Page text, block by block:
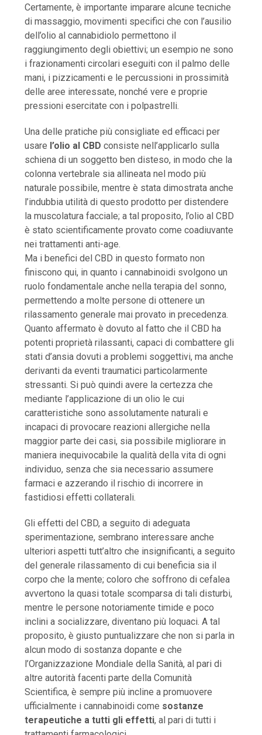
Certamente, è importante imparare alcune tecniche
di massaggio, movimenti specifici che con l’ausilio
dell’olio al cannabidiolo permettono il
raggiungimento degli obiettivi; un esempio ne sono
i frazionamenti circolari eseguiti con il palmo delle
mani, i pizzicamenti e le percussioni in prossimità
delle aree interessate, nonché vere e proprie
pressioni esercitate con i polpastrelli.
Una delle pratiche più consigliate ed efficaci per
usare l’olio al CBD consiste nell’applicarlo sulla
schiena di un soggetto ben disteso, in modo che la
colonna vertebrale sia allineata nel modo più
naturale possibile, mentre è stata dimostrata anche
l’indubbia utilità di questo prodotto per distendere
la muscolatura facciale; a tal proposito, l’olio al CBD
è stato scientificamente provato come coadiuvante
nei trattamenti anti-age.
Ma i benefici del CBD in questo formato non
finiscono qui, in quanto i cannabinoidi svolgono un
ruolo fondamentale anche nella terapia del sonno,
permettendo a molte persone di ottenere un
rilassamento generale mai provato in precedenza.
Quanto affermato è dovuto al fatto che il CBD ha
potenti proprietà rilassanti, capaci di combattere gli
stati d’ansia dovuti a problemi soggettivi, ma anche
derivanti da eventi traumatici particolarmente
stressanti. Si può quindi avere la certezza che
mediante l’applicazione di un olio le cui
caratteristiche sono assolutamente naturali e
incapaci di provocare reazioni allergiche nella
maggior parte dei casi, sia possibile migliorare in
maniera inequivocabile la qualità della vita di ogni
individuo, senza che sia necessario assumere
farmaci e azzerando il rischio di incorrere in
fastidiosi effetti collaterali.
Gli effetti del CBD, a seguito di adeguata
sperimentazione, sembrano interessare anche
ulteriori aspetti tutt’altro che insignificanti, a seguito
del generale rilassamento di cui beneficia sia il
corpo che la mente; coloro che soffrono di cefalea
avvertono la quasi totale scomparsa di tali disturbi,
mentre le persone notoriamente timide e poco
inclini a socializzare, diventano più loquaci. A tal
proposito, è giusto puntualizzare che non si parla in
alcun modo di sostanza dopante e che
l’Organizzazione Mondiale della Sanità, al pari di
altre autorità facenti parte della Comunità
Scientifica, è sempre più incline a promuovere
ufficialmente i cannabinoidi come sostanze
terapeutiche a tutti gli effetti, al pari di tutti i